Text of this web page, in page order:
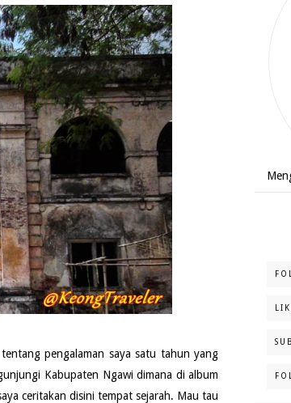
pengalaman saya satu tahun yang
Kabupaten Ngawi dimana di album
ceritakan disini tempat sejarah. Mau tau